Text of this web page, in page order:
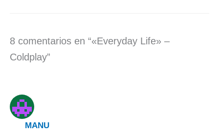
8 comentarios en “«Everyday Life» –
Coldplay”
MANU